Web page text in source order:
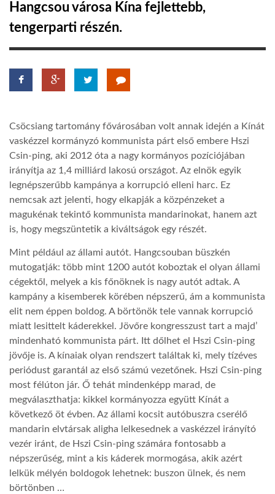
GLOBOZSARU
DOBRAVERO.HU
Hangcsou városa Kína fejlettebb,
tengerparti részén.
Csöcsiang tartomány fővárosában volt annak idején a Kínát
vaskézzel kormányzó kommunista párt első embere Hszi
Csin-ping, aki 2012 óta a nagy kormányos pozíciójában
irányítja az 1,4 milliárd lakosú országot. Az elnök egyik
legnépszerűbb kampánya a korrupció elleni harc. Ez
nemcsak azt jelenti, hogy elkapják a közpénzeket a
magukénak tekintő kommunista mandarinokat, hanem azt
is, hogy megszüntetik a kiváltságok egy részét.
Mint például az állami autót. Hangcsouban büszkén
mutogatják: több mint 1200 autót koboztak el olyan állami
cégektől, melyek a kis főnöknek is nagy autót adtak. A
kampány a kisemberek körében népszerű, ám a kommunista
elit nem éppen boldog. A börtönök tele vannak korrupció
miatt lesittelt káderekkel. Jövőre kongresszust tart a majd’
mindenható kommunista párt. Itt dőlhet el Hszi Csin-ping
jövője is. A kínaiak olyan rendszert találtak ki, mely tízéves
periódust garantál az első számú vezetőnek. Hszi Csin-ping
most félúton jár. Ő tehát mindenképp marad, de
megválaszthatja: kikkel kormányozza együtt Kínát a
következő öt évben. Az állami kocsit autóbuszra cserélő
mandarin elvtársak aligha lelkesednek a vaskézzel irányító
vezér iránt, de Hszi Csin-ping számára fontosabb a
népszerűség, mint a kis káderek mormogása, akik azért
lelkük mélyén boldogok lehetnek: buszon ülnek, és nem
börtönben …